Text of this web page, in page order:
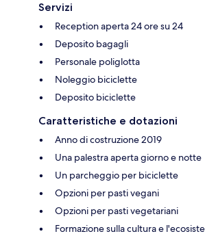
Servizi
Reception aperta 24 ore su 24
Deposito bagagli
Personale poliglotta
Noleggio biciclette
Deposito biciclette
Caratteristiche e dotazioni
Anno di costruzione 2019
Una palestra aperta giorno e notte
Un parcheggio per biciclette
Opzioni per pasti vegani
Opzioni per pasti vegetariani
Formazione sulla cultura e